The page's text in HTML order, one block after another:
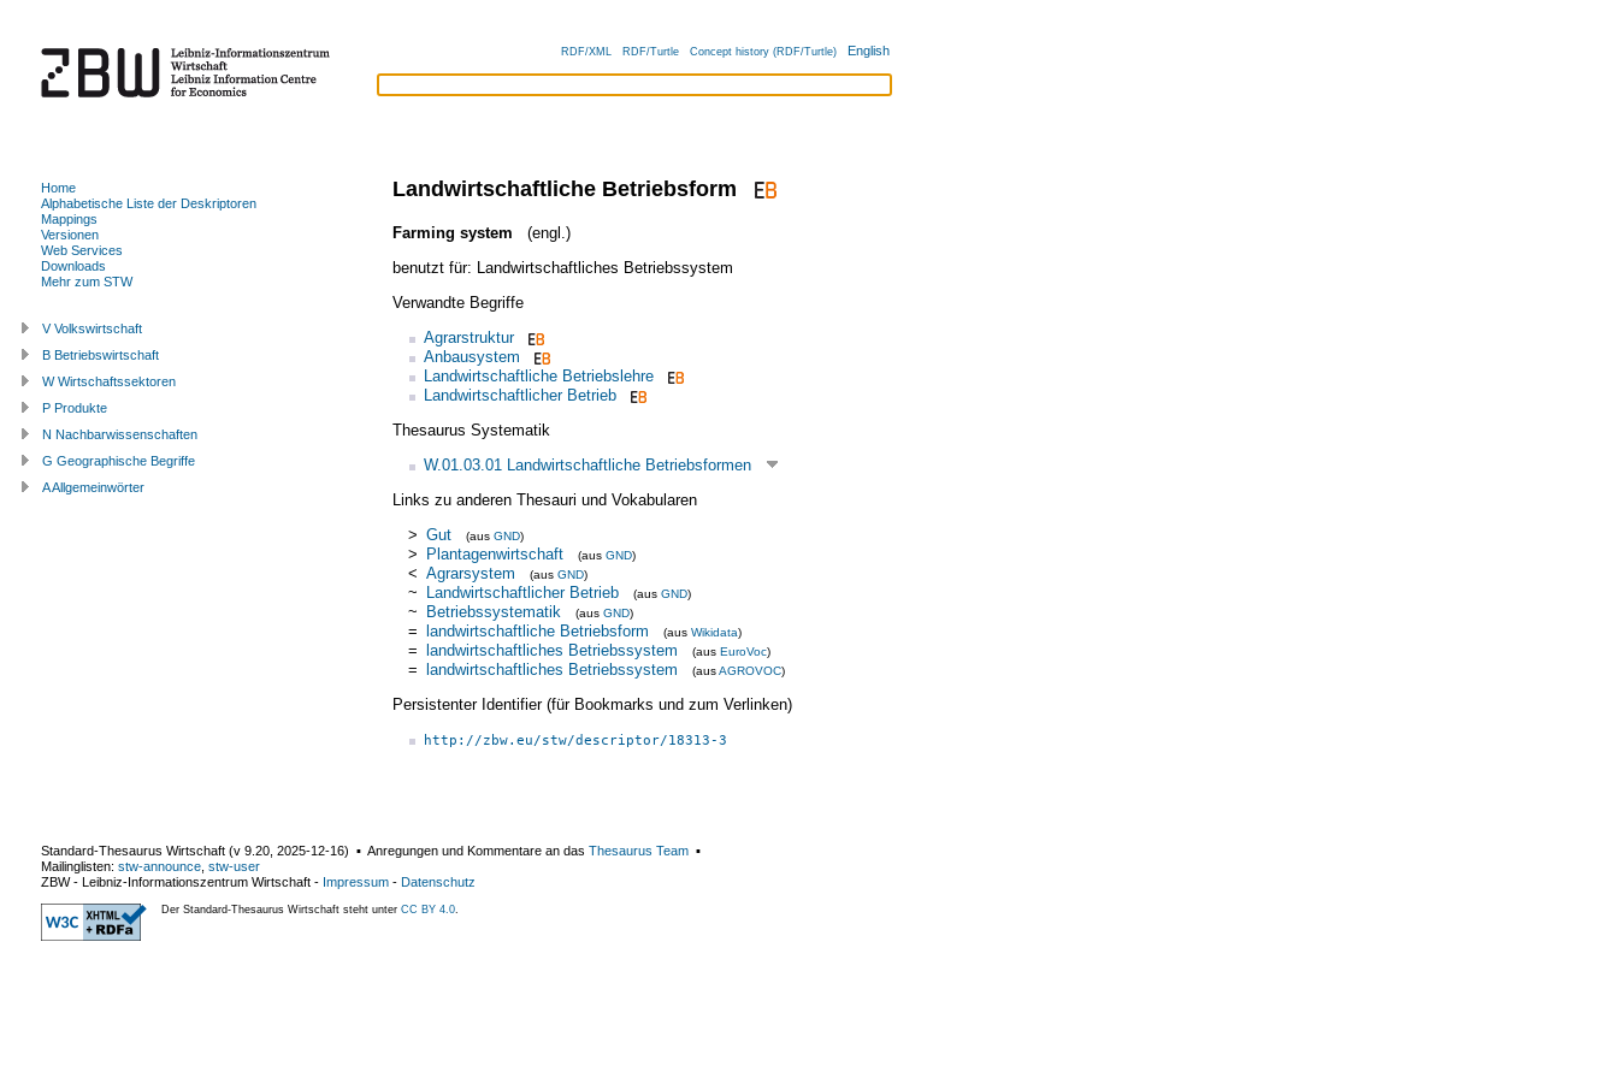
RDF/XML RDF/Turtle Concept history (RDF/Turtle) English
Landwirtschaftliche Betriebsform
Farming system
(engl.)
benutzt für: Landwirtschaftliches Betriebssystem
Verwandte Begriffe
Agrarstruktur
Anbausystem
Landwirtschaftliche Betriebslehre
Landwirtschaftlicher Betrieb
Thesaurus Systematik
W.01.03.01 Landwirtschaftliche Betriebsformen
Links zu anderen Thesauri und Vokabularen
> Gut (aus GND)
> Plantagenwirtschaft (aus GND)
< Agrarsystem (aus GND)
~ Landwirtschaftlicher Betrieb (aus GND)
~ Betriebssystematik (aus GND)
= landwirtschaftliche Betriebsform (aus Wikidata)
= landwirtschaftliches Betriebssystem (aus EuroVoc)
= landwirtschaftliches Betriebssystem (ausAGROVOC)
Persistenter Identifier (für Bookmarks und zum Verlinken)
http://zbw.eu/stw/descriptor/18313-3
Home
Alphabetische Liste der Deskriptoren
Mappings
Versionen
Web Services
Downloads
Mehr zum STW
V Volkswirtschaft
B Betriebswirtschaft
W Wirtschaftssektoren
P Produkte
N Nachbarwissenschaften
G Geographische Begriffe
A Allgemeinwörter
Standard-Thesaurus Wirtschaft (v 9.20 2025-12-16) ▪ Anregungen und Kommentare an das Thesaurus Team ▪
Mailinglisten: stw-announce stw-user
ZBW - Leibniz-Informationszentrum Wirtschaft - Impressum - Datenschutz
Der Standard-Thesaurus Wirtschaft steht unter CC BY 4.0